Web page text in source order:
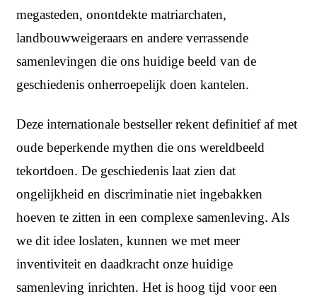
megasteden, onontdekte matriarchaten,
landbouwweigeraars en andere verrassende
samenlevingen die ons huidige beeld van de
geschiedenis onherroepelijk doen kantelen.
Deze internationale bestseller rekent definitief af met
oude beperkende mythen die ons wereldbeeld
tekortdoen. De geschiedenis laat zien dat
ongelijkheid en discriminatie niet ingebakken
hoeven te zitten in een complexe samenleving. Als
we dit idee loslaten, kunnen we met meer
inventiviteit en daadkracht onze huidige
samenleving inrichten. Het is hoog tijd voor een